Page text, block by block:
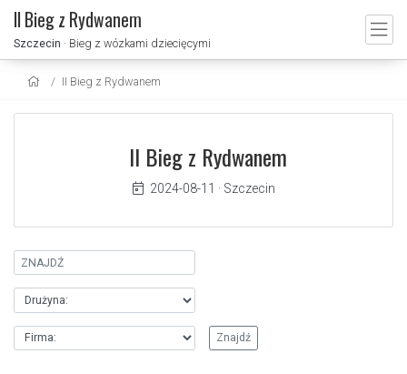
II Bieg z Rydwanem
Szczecin · Bieg z wózkami dziecięcymi
II Bieg z Rydwanem
II Bieg z Rydwanem
2024-08-11 · Szczecin